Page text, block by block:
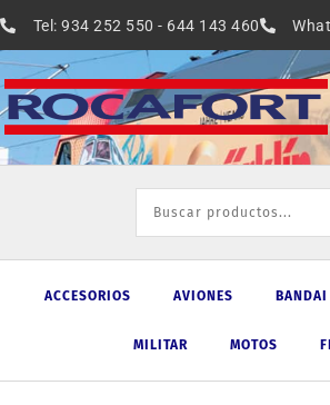
al
contenido
Tel: 934 252 550 - 644 143 460
ACCESORIOS AVIONES BANDAI
MILITAR MOTOS